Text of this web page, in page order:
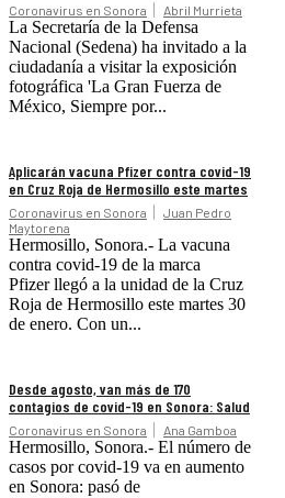
Coronavirus en Sonora Abril Murrieta
La Secretaría de la Defensa
Nacional (Sedena) ha invitado a la
ciudadanía a visitar la exposición
fotográfica 'La Gran Fuerza de
México, Siempre por...
Aplicarán vacuna Pfizer contra covid-19
en Cruz Roja de Hermosillo este martes
Coronavirus en Sonora
Juan Pedro
Maytorena
Hermosillo, Sonora.- La vacuna
contra covid-19 de la marca
Pfizer llegó a la unidad de la Cruz
Roja de Hermosillo este martes 30
de enero. Con un...
Desde agosto, van más de 170
contagios de covid-19 en Sonora: Salud
Coronavirus en Sonora Ana Gamboa
Hermosillo, Sonora.- El número de
casos por covid-19 va en aumento
en Sonora: pasó de